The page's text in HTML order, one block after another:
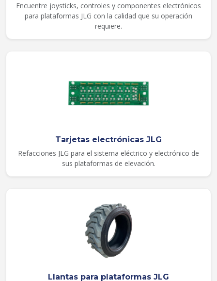
Encuentre joysticks, controles y componentes electrónicos
para plataformas JLG con la calidad que su operación
requiere.
Tarjetas electrónicas JLG
Refacciones JLG para el sistema eléctrico y electrónico de
sus plataformas de elevación.
Llantas para plataformas JLG